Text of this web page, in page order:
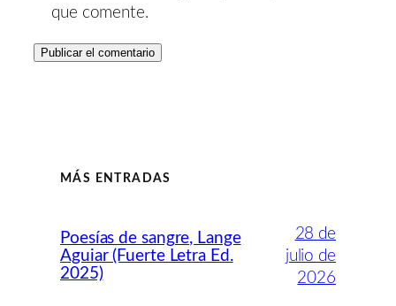
que comente.
MÁS ENTRADAS
Poesías de sangre, Lange
Aguiar (Fuerte Letra Ed.
2025)
28 de
julio de
2026